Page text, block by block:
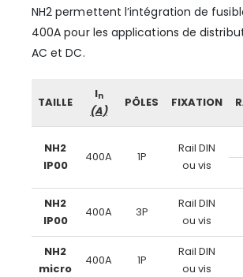
NH2 permettent l’intégration de
400A pour les applications de
AC et DC.
TAILLE
In
(A)
PÔLES FIXATION
NH2
IP00
400A 1P
Rail DIN
ou vis
NH2
IP00
400A 3P
Rail DIN
ou vis
NH2
micro
400A 1P
Rail DIN
ou vis